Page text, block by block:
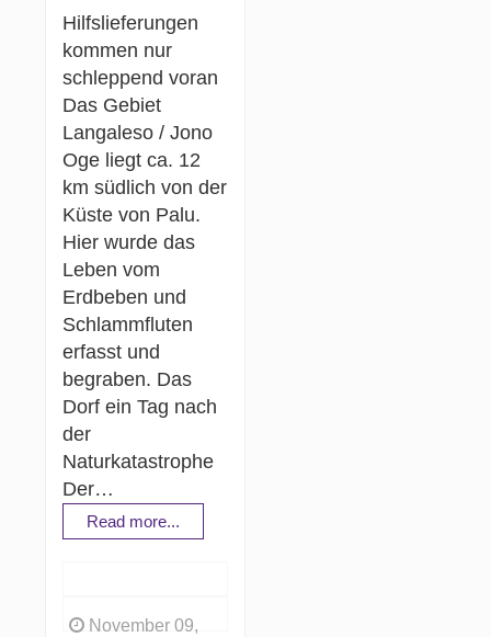
Hilfslieferungen
kommen nur
schleppend voran
Das Gebiet
Langaleso / Jono
Oge liegt ca. 12
km südlich von der
Küste von Palu.
Hier wurde das
Leben vom
Erdbeben und
Schlammfluten
erfasst und
begraben. Das
Dorf ein Tag nach
der
Naturkatastrophe
Der…
Read more...
November 09,